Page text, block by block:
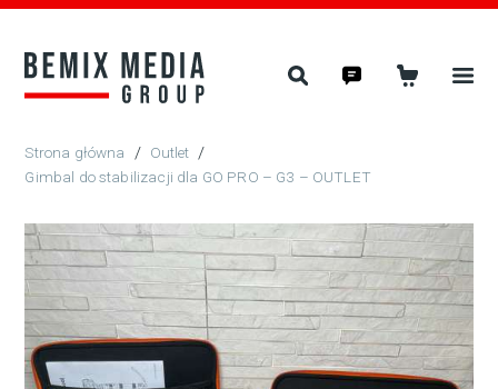
/ Outlet /
Gimbal do stabilizacji dla GO PRO – G3 – OUTLET